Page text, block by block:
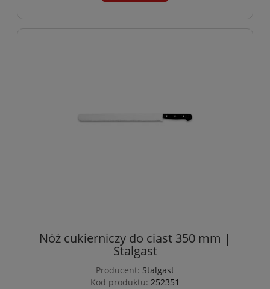
Nóż cukierniczy do ciast 350 mm |
Stalgast
Producent: Stalgast
Kod produktu: 252351